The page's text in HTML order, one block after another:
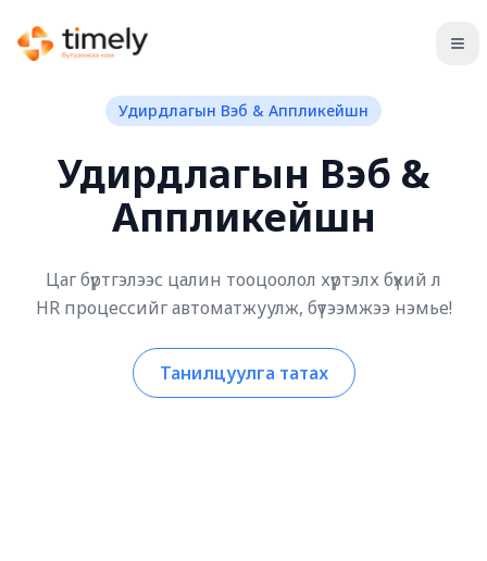
Удирдлагын Вэб & Аппликейшн
Удирдлагын Вэб &
Аппликейшн
Цаг бүртгэлээс цалин тооцоолол хүртэлх бүхий л
HR процессийг автоматжуулж, бүтээмжээ нэмье!
Танилцуулга татах